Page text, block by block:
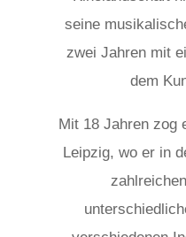
seine
zwei Jahren mit
dem
Mit 18 Jahren zog
Leipzig, wo er in